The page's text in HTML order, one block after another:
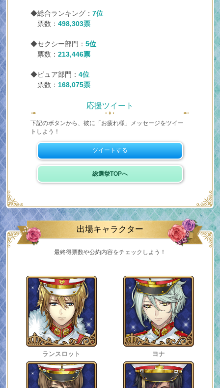
◆総合ランキング：7位
票数：498,303票
◆セクシー部門：5位
票数：213,446票
◆ピュア部門：4位
票数： 168,075票
応援ツイート
下記のボタンから、彼に「お疲れ様」メッセージをツイー
トしよう！
ツイートする
総選挙TOPへ
出場キャラクター
最終得票数や公約内容をチェックしよう！
ランスロット ヨナ